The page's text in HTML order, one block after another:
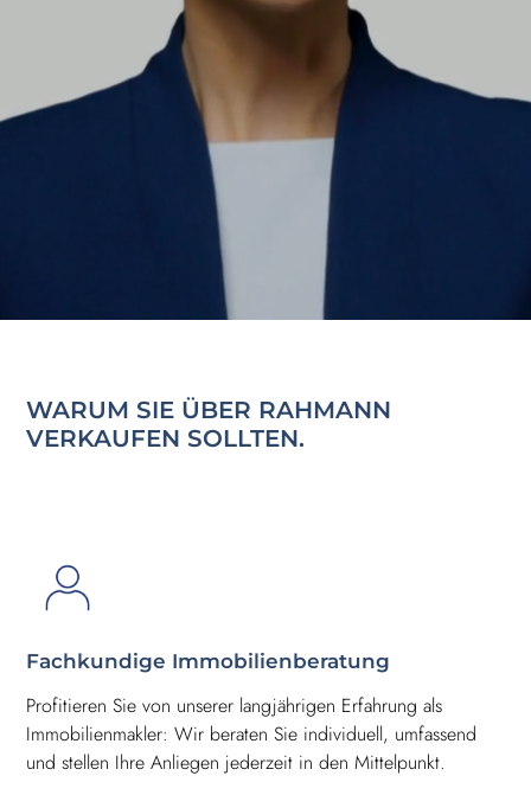
WARUM SIE ÜBER RAHMANN
VERKAUFEN SOLLTEN.
Fachkundige Immobilienberatung
Profitieren Sie von unserer langjährigen Erfahrung als
Immobilienmakler: Wir beraten Sie individuell, umfassend
und stellen Ihre Anliegen jederzeit in den Mittelpunkt.